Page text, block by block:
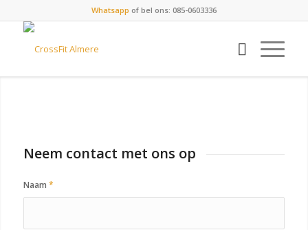
Whatsapp of bel ons: 085-0603336
Neem contact met ons op
Naam *